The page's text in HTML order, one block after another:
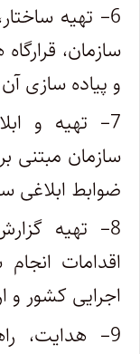
6– تهیه
سازمان،
و پیاده سازی
7– تهیه و
سازمان مبتنی
ضوابط ابلاغی
8– تهیه
اقدامات
اجرایی کشور و
9– هدایت،